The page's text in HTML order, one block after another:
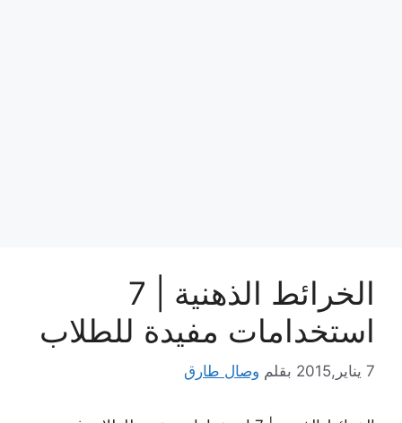
الخرائط الذهنية | 7
استخدامات مفيدة للطلاب
7 يناير,2015 بقلم وصال طارق